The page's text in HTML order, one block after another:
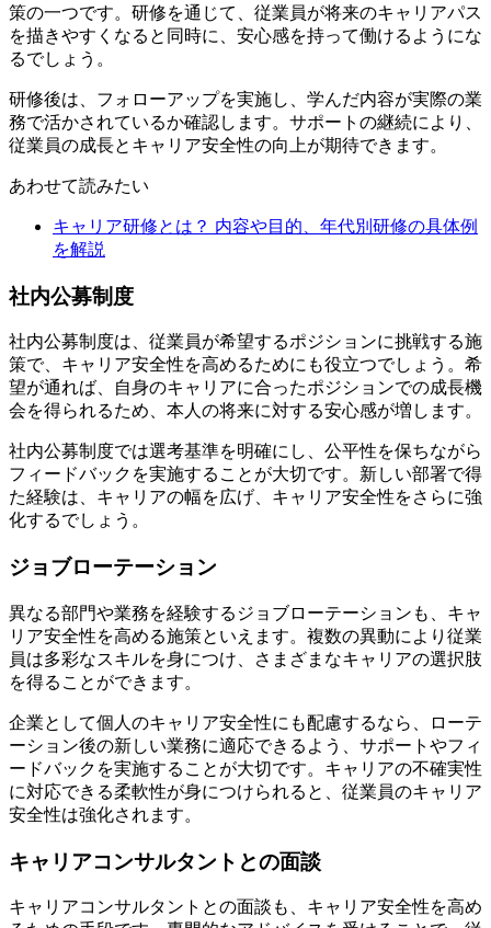
策の一つです。研修を通じて、従業員が将来のキャリアパス
を描きやすくなると同時に、安心感を持って働けるようにな
るでしょう。
研修後は、フォローアップを実施し、学んだ内容が実際の業
務で活かされているか確認します。サポートの継続により、
従業員の成長とキャリア安全性の向上が期待できます。
あわせて読みたい
キャリア研修とは？ 内容や目的、年代別研修の具体例
を解説
社内公募制度
社内公募制度は、従業員が希望するポジションに挑戦する施
策で、キャリア安全性を高めるためにも役立つでしょう。希
望が通れば、自身のキャリアに合ったポジションでの成長機
会を得られるため、本人の将来に対する安心感が増します。
社内公募制度では選考基準を明確にし、公平性を保ちながら
フィードバックを実施することが大切です。新しい部署で得
た経験は、キャリアの幅を広げ、キャリア安全性をさらに強
化するでしょう。
ジョブローテーション
異なる部門や業務を経験するジョブローテーションも、キャ
リア安全性を高める施策といえます。複数の異動により従業
員は多彩なスキルを身につけ、さまざまなキャリアの選択肢
を得ることができます。
企業として個人のキャリア安全性にも配慮するなら、ローテ
ーション後の新しい業務に適応できるよう、サポートやフィ
ードバックを実施することが大切です。キャリアの不確実性
に対応できる柔軟性が身につけられると、従業員のキャリア
安全性は強化されます。
キャリアコンサルタントとの面談
キャリアコンサルタントとの面談も、キャリア安全性を高め